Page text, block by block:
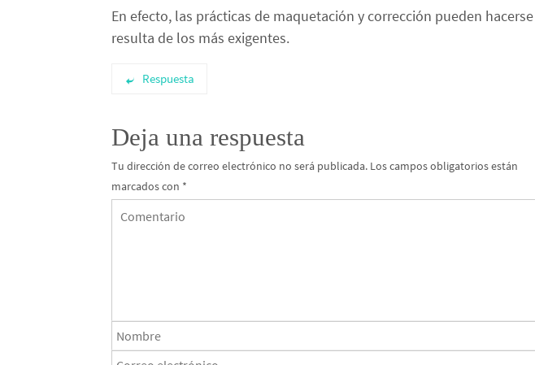
En efecto, las prácticas de maquetación y corrección pueden
resulta de los más exigentes.
Respuesta
Deja una respuesta
Tu dirección de correo electrónico no será publicada. Los campos obligatorios están
marcados con *